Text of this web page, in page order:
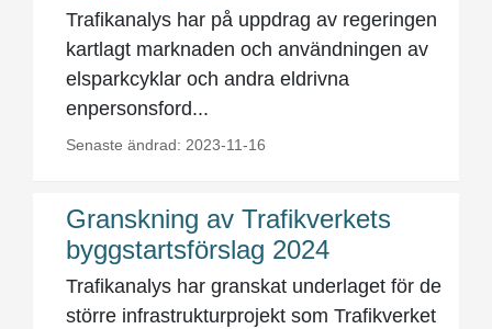
Trafikanalys har på uppdrag av regeringen
kartlagt marknaden och användningen av
elsparkcyklar och andra eldrivna
enpersonsford...
Senaste ändrad: 2023-11-16
Granskning av Trafikverkets
byggstartsförslag 2024
Trafikanalys har granskat underlaget för de
större infrastrukturprojekt som Trafikverket